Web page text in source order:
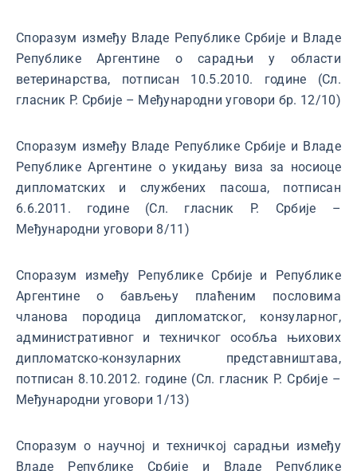
Споразум између Владе Републике Србије и Владе
Републике Аргентине о сарадњи у области
ветеринарства, потписан 10.5.2010. године (Сл.
гласник Р. Србије – Међународни уговори бр. 12/10)
Споразум између Владе Републике Србије и Владе
Републике Аргентине о укидању виза за носиоце
дипломатских и службених пасоша, потписан
6.6.2011. године (Сл. гласник Р. Србије –
Међународни уговори 8/11)
Споразум између Републике Србије и Републике
Аргентине о бављењу плаћеним пословима
чланова породица дипломатског, конзуларног,
административног и техничког особља њихових
дипломатско-конзуларних представништава,
потписан 8.10.2012. године (Сл. гласник Р. Србије –
Међународни уговори 1/13)
Споразум о научној и техничкој сарадњи између
Владе Републике Србије и Владе Републике